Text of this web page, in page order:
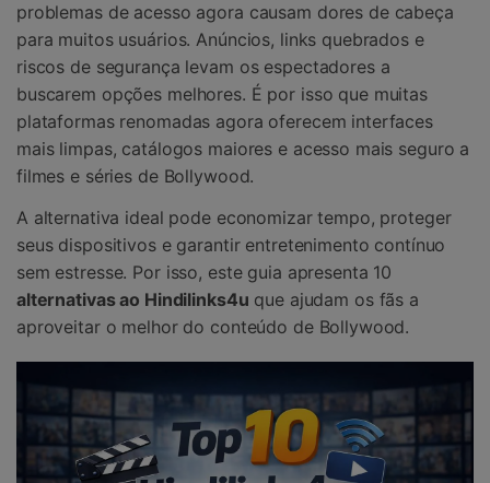
problemas de acesso agora causam dores de cabeça
para muitos usuários. Anúncios, links quebrados e
riscos de segurança levam os espectadores a
buscarem opções melhores. É por isso que muitas
plataformas renomadas agora oferecem interfaces
mais limpas, catálogos maiores e acesso mais seguro a
filmes e séries de Bollywood.
A alternativa ideal pode economizar tempo, proteger
seus dispositivos e garantir entretenimento contínuo
sem estresse. Por isso, este guia apresenta 10
alternativas ao Hindilinks4u que ajudam os fãs a
aproveitar o melhor do conteúdo de Bollywood.